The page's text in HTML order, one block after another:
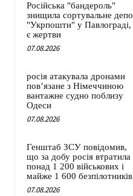
Російська "бандероль"
знищила сортувальне депо
"Укрпошти" у Павлограді,
є жертви
07.08.2026
росія атакувала дронами
пов’язане з Німеччиною
вантажне судно поблизу
Одеси
07.08.2026
Генштаб ЗСУ повідомив,
що за добу росія втратила
понад 1 200 військових і
майже 1 600 безпілотників
07.08.2026